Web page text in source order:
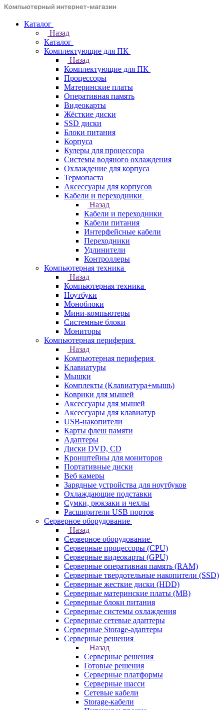
Каталог
Назад
Каталог
Комплектующие для ПК
Назад
Комплектующие для ПК
Процессоры
Материнские платы
Оперативная память
Видеокарты
Жёсткие диски
SSD диски
Блоки питания
Корпуса
Кулеры для процессора
Системы водяного охлаждения
Охлаждение для корпуса
Термопаста
Аксессуары для корпусов
Кабели и переходники
Назад
Кабели и переходники
Кабели питания
Интерфейсные кабели
Переходники
Удлинители
Контроллеры
Компьютерная техника
Назад
Компьютерная техника
Ноутбуки
Моноблоки
Мини-компьютеры
Системные блоки
Мониторы
Компьютерная периферия
Назад
Компьютерная периферия
Клавиатуры
Мышки
Комплекты (Клавиатура+мышь)
Коврики для мышей
Аксессуары для мышей
Аксессуары для клавиатур
USB-накопители
Карты флеш памяти
Адаптеры
Диски DVD, CD
Кронштейны для мониторов
Портативные диски
Веб камеры
Зарядные устройства для ноутбуков
Охлаждающие подставки
Сумки, рюкзаки и чехлы
Расширители USB портов
Серверное оборудование
Назад
Серверное оборудование
Серверные процессоры (CPU)
Серверные видеокарты (GPU)
Серверные оперативная память (RAM)
Серверные твердотельные накопители (SSD)
Серверные жесткие диски (HDD)
Серверные материнские платы (MB)
Серверные блоки питания
Серверные системы охлаждения
Серверные сетевые адаптеры
Серверные Storage-адаптеры
Серверные решения
Назад
Серверные решения
Готовые решения
Серверные платформы
Серверные шасси
Сетевые кабели
Storage-кабели